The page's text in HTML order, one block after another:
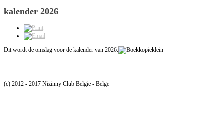
kalender 2026
Dit wordt de omslag voor de kalender van 2026.
(c) 2012 - 2017 Nizinny Club België - Belge